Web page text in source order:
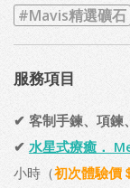
#Mavis精選礦石
服務項目
✔ 客制手鍊、項鍊
✔ 水星式療癒．
小時（初次體驗價